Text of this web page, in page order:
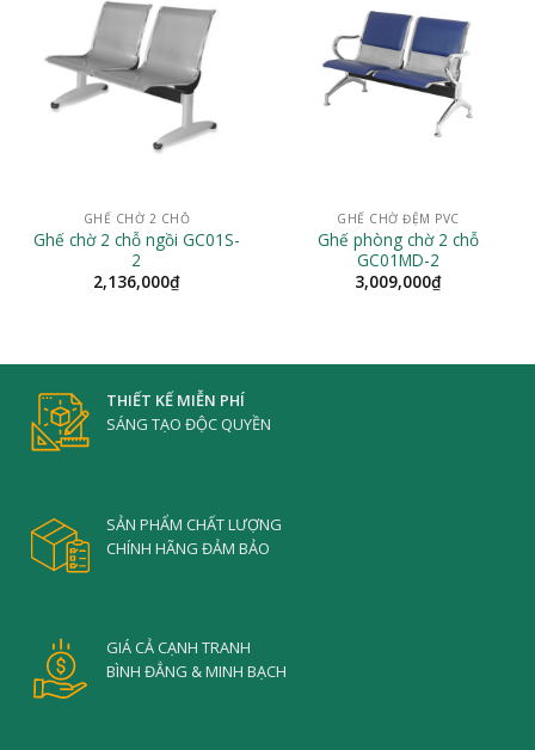
GHẾ CHỜ 2 CHỖ
Ghế chờ 2 chỗ ngồi GC01S-
2
2,136,000₫
GHẾ CHỜ ĐỆM PVC
Ghế phòng chờ 2 chỗ
GC01MD-2
3,009,000₫
THIẾT KẾ MIỄN PHÍ
SÁNG TẠO ĐỘC QUYỀN
SẢN PHẨM CHẤT LƯỢNG
CHÍNH HÃNG ĐẢM BẢO
GIÁ CẢ CẠNH TRANH
BÌNH ĐẲNG & MINH BẠCH